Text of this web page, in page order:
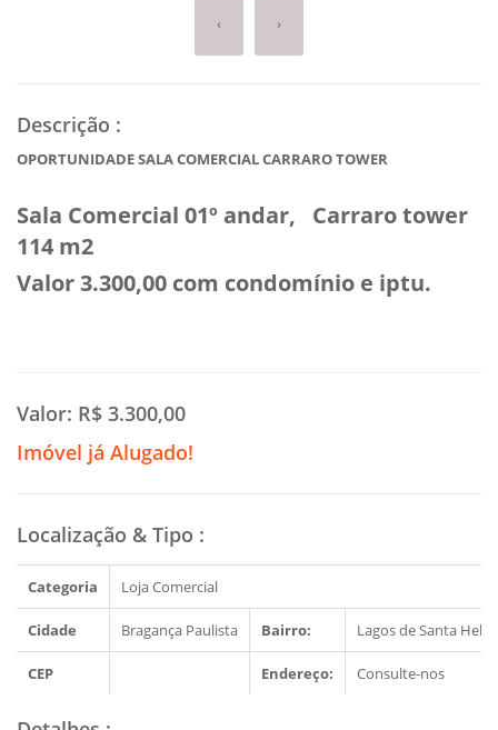
‹ ›
Descrição :
OPORTUNIDADE SALA COMERCIAL CARRARO TOWER
Sala Comercial 01º andar, Carraro tower
114 m2
Valor 3.300,00 com condomínio e iptu.
Valor: R$ 3.300,00
Imóvel já Alugado!
Localização & Tipo :
Categoria Loja Comercial
Cidade Bragança Paulista Bairro: Lagos de Santa
CEP Endereço: Consulte-nos